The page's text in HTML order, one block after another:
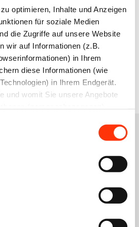
optimieren, Inhalte und Anzeigen
für soziale Medien
die Zugriffe auf unsere Website
wir auf Informationen (z.B.
in Ihrem
diese Informationen (wie
in Ihrem Endgerät.
und womit Sie unsere Angebote
weiter. Ihre Daten können mit
Partnern geteilt werden, die sich
Geschäftsbeziehungen ändern
zulassen“ klicken, stimmen Sie
zu.
Geschäftsstelle Nürnberg
auch